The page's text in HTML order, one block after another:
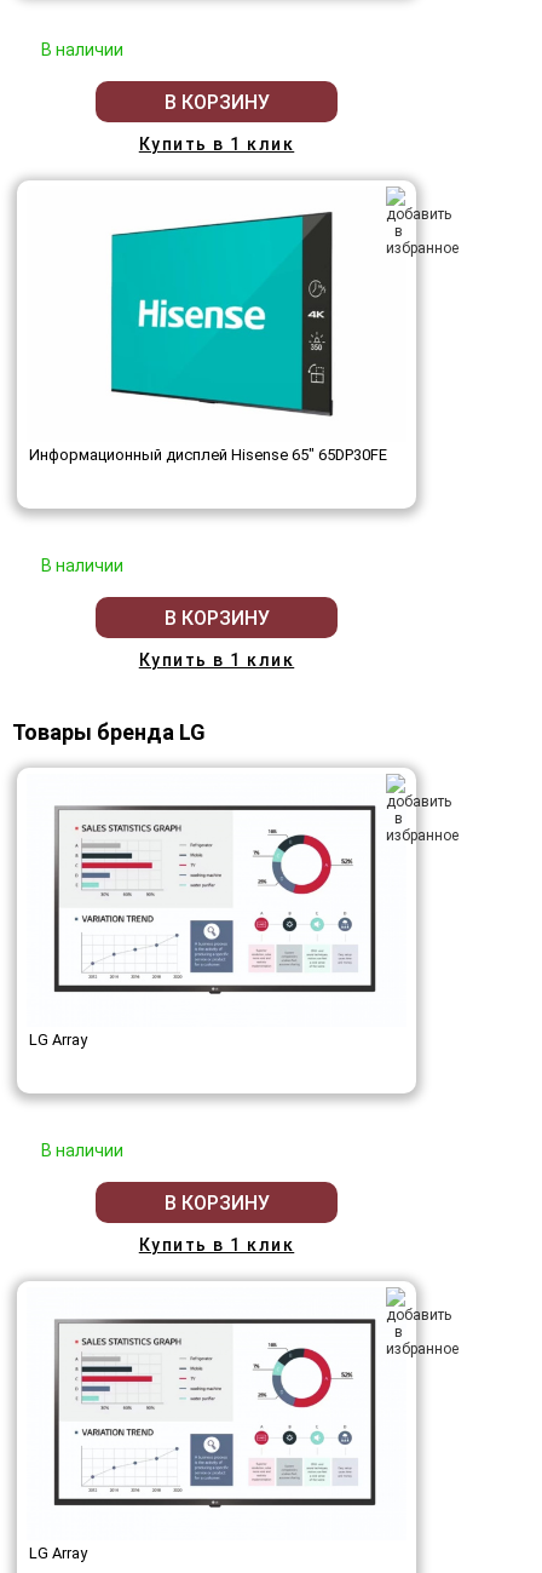
В наличии
В КОРЗИНУ
Купить в 1 клик
Информационный дисплей Hisense 65" 65DP30FE
В наличии
В КОРЗИНУ
Купить в 1 клик
Товары бренда LG
LG Array
В наличии
В КОРЗИНУ
Купить в 1 клик
LG Array